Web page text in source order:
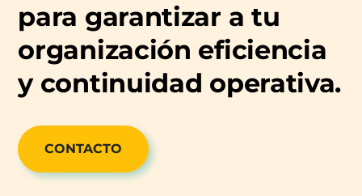
para garantizar a tu
organización eficiencia
y continuidad operativa.
CONTACTO